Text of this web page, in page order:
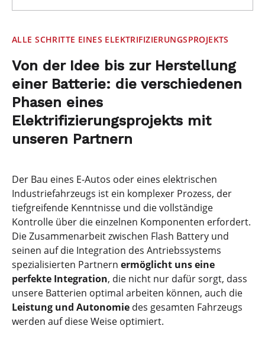
ALLE SCHRITTE EINES ELEKTRIFIZIERUNGSPROJEKTS
Von der Idee bis zur Herstellung
einer Batterie: die verschiedenen
Phasen eines
Elektrifizierungsprojekts mit
unseren Partnern
Der Bau eines E-Autos oder eines elektrischen
Industriefahrzeugs ist ein komplexer Prozess, der
tiefgreifende Kenntnisse und die vollständige
Kontrolle über die einzelnen Komponenten erfordert.
Die Zusammenarbeit zwischen Flash Battery und
seinen auf die Integration des Antriebssystems
spezialisierten Partnern ermöglicht uns eine
perfekte Integration, die nicht nur dafür sorgt, dass
unsere Batterien optimal arbeiten können, auch die
Leistung und Autonomie des gesamten Fahrzeugs
werden auf diese Weise optimiert.